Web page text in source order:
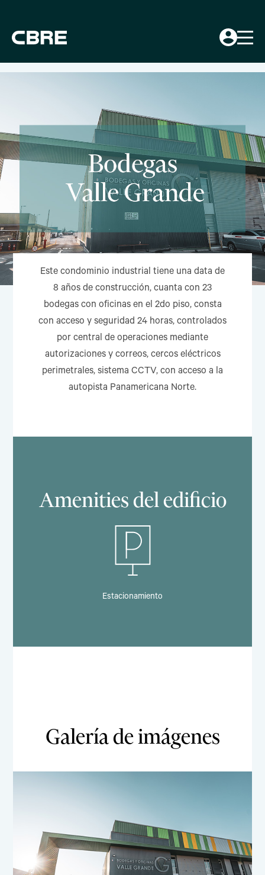
Este condominio industrial tiene una data de
8 años de construcción, cuanta con 23
bodegas con oficinas en el 2do piso, consta
con acceso y seguridad 24 horas, controlados
por central de operaciones mediante
autorizaciones y correos, cercos eléctricos
perimetrales, sistema CCTV, con acceso a la
autopista Panamericana Norte.
Amenities del edificio
Estacionamiento
Galería de imágenes